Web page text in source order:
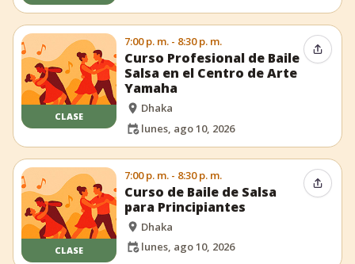
CLASE
7:00 p. m. - 8:30 p. m.
Curso Profesional de Baile
Salsa en el Centro de Arte
Yamaha
Dhaka
lunes, ago 10, 2026
CLASE
7:00 p. m. - 8:30 p. m.
Curso de Baile de Salsa
para Principiantes
Dhaka
lunes, ago 10, 2026